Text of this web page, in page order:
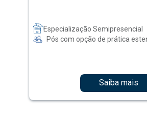
Especialização Semipresencial
Pós com opção de prática
Saiba mais